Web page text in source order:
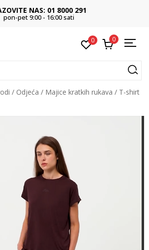
NAS: 01 8000 291
pon-pet 9:00 - 16:00 sati
0 0
Odjeća Majice kratkih rukava
T-shirt